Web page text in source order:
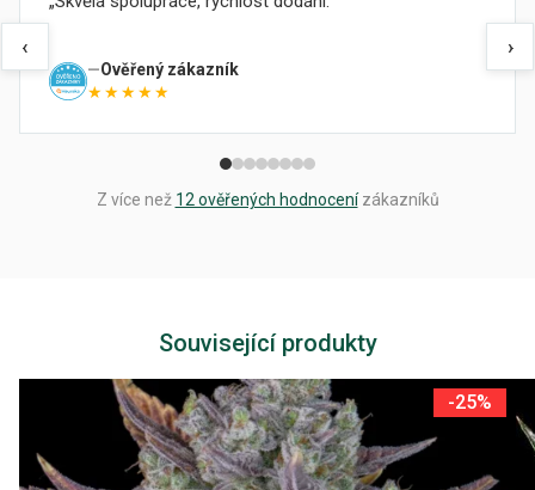
‹
Ověřený zákazník
★★★★★
›
Z více než 12 ověřených hodnocenízákazníků
Související produkty
-25%